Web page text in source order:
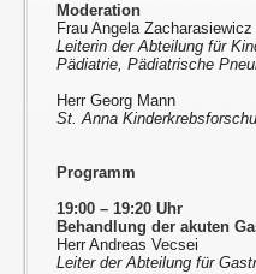
Moderation
Frau Angela Zacharasiewicz
Leiterin der Abteilung für
Pädiatrie, Pädiatrische
Herr Georg Mann
St. Anna
Programm
19:00 – 19:20 Uhr
Behandlung der akuten
Herr Andreas Vecsei
Leiter der Abteilung für